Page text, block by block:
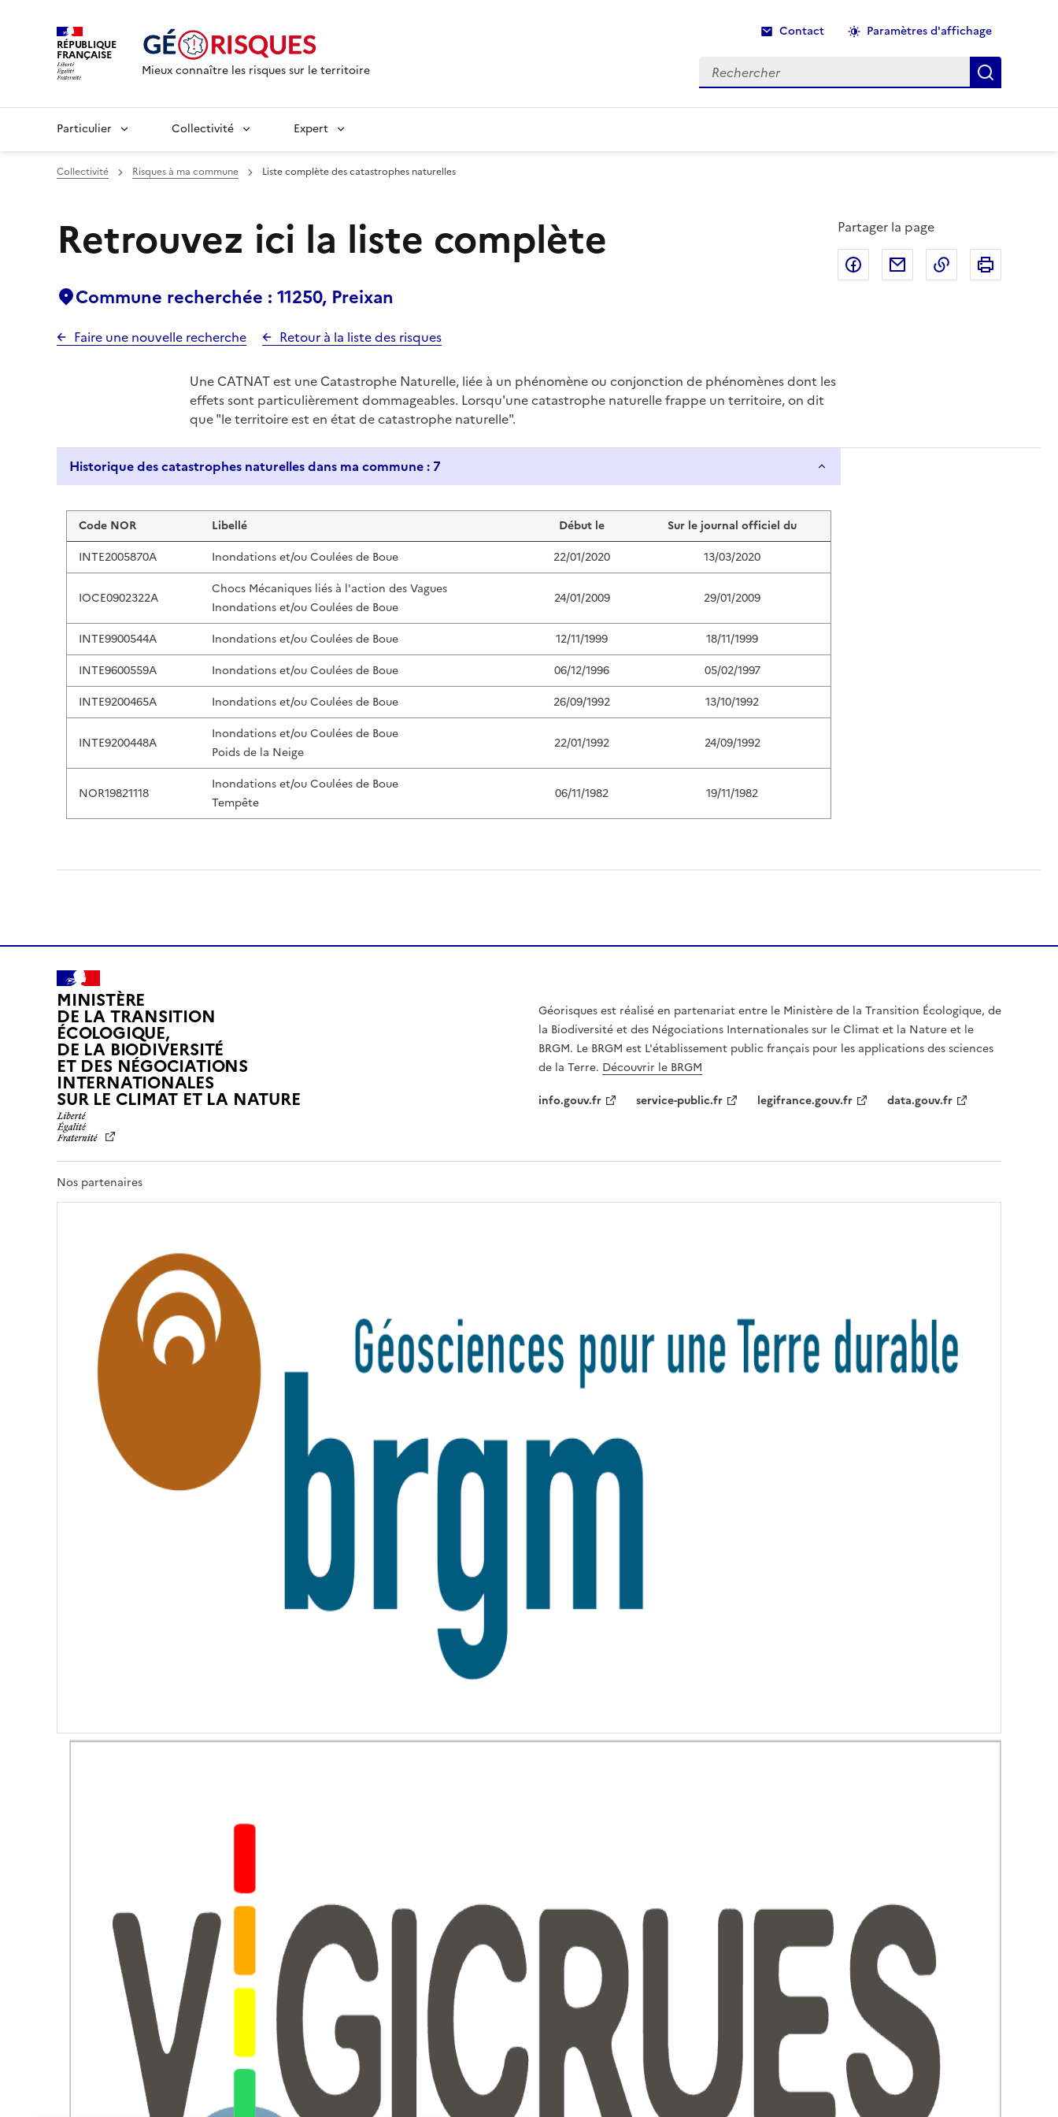
RÉPUBLIQUE
FRANÇAISE
Mieux connaître les risques sur le territoire
Contact Paramètres d'affichage
Rechercher Recherche
Particulier Collectivité Expert
Collectivité Risques à ma commune Liste complète des catastrophes naturelles
Retrouvez ici la liste complète
Commune recherchée : 11250, Preixan
Faire une nouvelle recherche Retour à la liste des risques
Partager la page
Partager sur Facebook
Partager par email
Copier dans le
Une CATNAT est une Catastrophe Naturelle, liée à un phénomène ou conjonction de phénomènes dont les
effets sont particulièrement dommageables. Lorsqu'une catastrophe naturelle frappe un territoire, on dit
que "le territoire est en état de catastrophe naturelle".
Historique des catastrophes naturelles dans ma commune : 7
Liste de résultats
Code NOR Libellé Début le
Sur le journal officiel du
INTE2005870A
Inondations et/ou Coulées de Boue 22/01/2020 13/03/2020
IOCE0902322A
Chocs Mécaniques liés à l'action des Vagues
Inondations et/ou Coulées de Boue
24/01/2009 29/01/2009
INTE9900544A Inondations et/ou Coulées de Boue 12/11/1999
18/11/1999
INTE9600559A
Inondations et/ou Coulées de Boue 06/12/1996
05/02/1997
INTE9200465A
Inondations et/ou Coulées de Boue 26/09/1992 13/10/1992
INTE9200448A
Inondations et/ou Coulées de Boue
Poids de la Neige
22/01/1992 24/09/1992
NOR19821118
Inondations et/ou Coulées de Boue
Tempête
06/11/1982 19/11/1982
MINISTÈRE
DE LA TRANSITION
ÉCOLOGIQUE,
DE LA BIODIVERSITÉ
ET DES NÉGOCIATIONS
INTERNATIONALES
SUR LE CLIMAT ET LA NATUREL
R
É
R
R
N
T
Géorisques est réalisé en partenariat entre le Ministère de la Transition Écologique, de
la Biodiversité et des Négociations Internationales sur le Climat et la Nature et le
BRGM. Le BRGM est L'établissement public français pour les applications des sciences
de la Terre. Découvrir le BRGM
info.gouv.fr
service-public.fr legifrance.gouv.fr data.gouv.fr
Nos partenaires